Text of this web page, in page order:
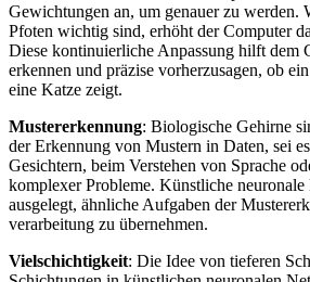
Gewichtungen an, um genauerzu werden.
Pfoten wichtig sind, erhöht der Computer
Diese kontinuierliche Anpassung hilft dem
erkennen und präzise vorherzusagen, ob ein
eine Katze zeigt.
Mustererkennung: Biologische Gehirne
der Erkennung von Mustern in Daten, sei es
Gesichtern, beim Verstehen von Sprache
komplexer Probleme. Künstliche neuronale
ausgelegt, ähnliche Aufgaben der
verarbeitung zu übernehmen.
Vielschichtigkeit: Die Idee von tieferen